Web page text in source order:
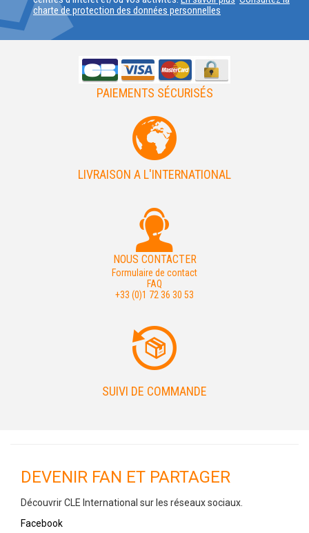
charte de protection des données personnelles
PAIEMENTS SÉCURISÉS
LIVRAISON A L'INTERNATIONAL
NOUS CONTACTER
Formulaire de contact
FAQ
+33 (0)1 72 36 30 53
SUIVI DE COMMANDE
DEVENIR FAN ET PARTAGER
Découvrir CLE International sur les réseaux sociaux.
Facebook